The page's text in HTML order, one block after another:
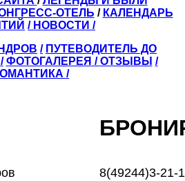
ОТЕЛЬ / КАЛЕНДАРЬ
/ НОВОСТИ /
/ ПУТЕВОДИТЕЛЬ ДО
/ ФОТОГАЛЕРЕЯ /ОТЗЫВЫ /
/
8(49244)3-21-